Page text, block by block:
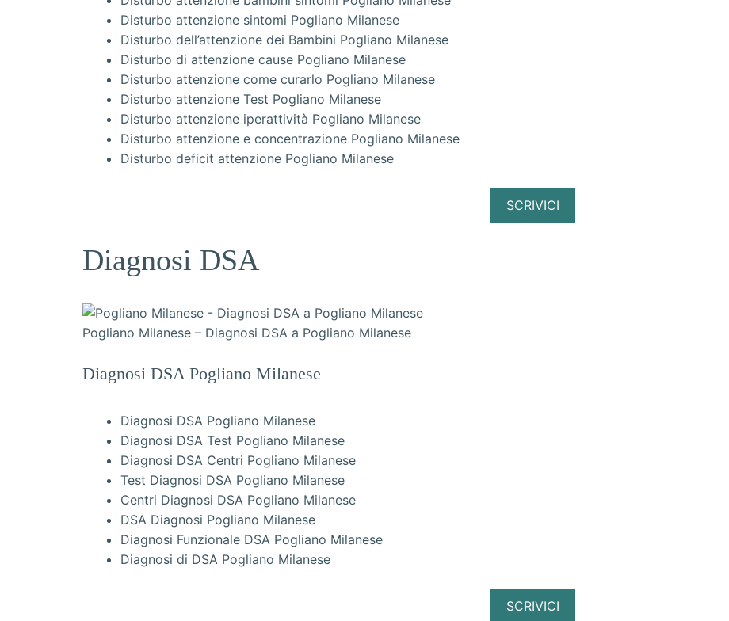
Disturbo attenzione sintomi Pogliano Milanese
Disturbo dell’attenzione dei Bambini Pogliano Milanese
Disturbo di attenzione cause Pogliano Milanese
Disturbo attenzione come curarlo Pogliano Milanese
Disturbo attenzione Test Pogliano Milanese
Disturbo attenzione iperattività Pogliano Milanese
Disturbo attenzione e concentrazione Pogliano Milanese
Disturbo deficit attenzione Pogliano Milanese
SCRIVICI
Diagnosi DSA
Pogliano Milanese – Diagnosi DSA a Pogliano Milanese
Diagnosi DSA Pogliano Milanese
Diagnosi DSA Pogliano Milanese
Diagnosi DSA Test Pogliano Milanese
Diagnosi DSA Centri Pogliano Milanese
Test Diagnosi DSA Pogliano Milanese
Centri Diagnosi DSA Pogliano Milanese
DSA Diagnosi Pogliano Milanese
Diagnosi Funzionale DSA Pogliano Milanese
Diagnosi di DSA Pogliano Milanese
SCRIVICI